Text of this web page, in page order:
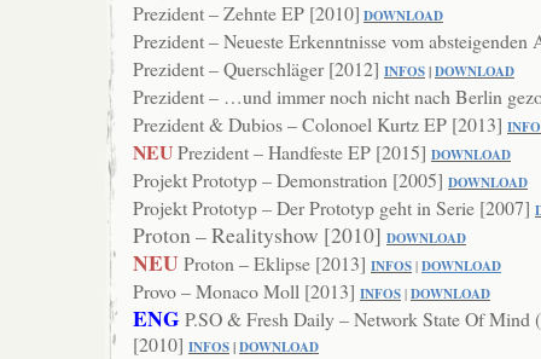
Prezident – Zehnte EP [2010] DOWNLOAD
Prezident – Neueste Erkenntnisse vom absteigenden
Prezident – Querschläger [2012] INFOS|DOWNLOAD
Prezident – …und immer noch nicht nach Berlin
Prezident & Dubios – Colonoel Kurtz EP [2013] INFO
NEUPrezident – Handfeste EP [2015] DOWNLOAD
Projekt Prototyp – Demonstration [2005] DOWNLOAD
Projekt Prototyp – Der Prototyp geht in Serie [2007]
Proton – Realityshow [2010] DOWNLOAD
NEUProton – Eklipse [2013] INFOS | DOWNLOAD
Provo – Monaco Moll [2013] INFOS | DOWNLOAD
ENGP.SO & Fresh Daily – Network State Of Mind
[2010] INFOS|DOWNLOAD